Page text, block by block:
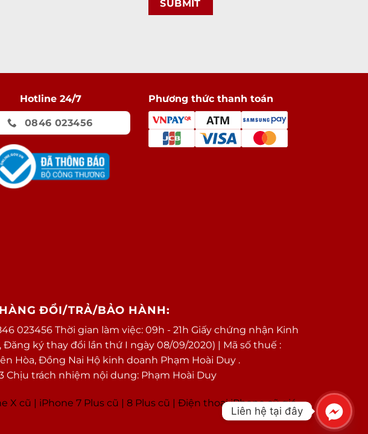
Hotline 24/7
0846 023456
Phương thức thanh toán
ĐỔI/TRẢ/BẢO HÀNH:
023456 Thời gian làm việc: 09h - 21h Giấy chứng nhận Kinh
Đăng ký thay đổi lần thứ I ngày 08/09/2020) | Mã số thuế :
Hòa, Đồng Nai Hộ kinh doanh Phạm Hoài Duy .
Chịu trách nhiệm nội dung: Phạm Hoài Duy
X cũ | iPhone 7 Plus cũ | 8 Plus cũ | Điện thoại iPhone cũ giá
Liên hệ tại đây